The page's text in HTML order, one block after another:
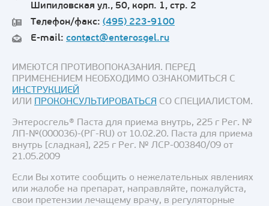
Шипиловская ул., 50, корп. 1, стр. 2
Телефон/факс: (495) 223-9100
E-mail: contact@enterosgel.ru
ИМЕЮТСЯ ПРОТИВОПОКАЗАНИЯ. ПЕРЕД
ПРИМЕНЕНИЕМ НЕОБХОДИМО ОЗНАКОМИТЬСЯ С
ИНСТРУКЦИЕЙ
ИЛИ ПРОКОНСУЛЬТИРОВАТЬСЯ СО СПЕЦИАЛИСТОМ.
Энтеросгель® Паста для приема внутрь, 225 г Рег. №
ЛП-№(000036)-(РГ-RU) от 10.02.20. Паста для приема
внутрь [сладкая], 225 г Рег. № ЛСР-003840/09 от
21.05.2009
Если Вы хотите сообщить о нежелательных явлениях
или жалобе на препарат, направляйте, пожалуйста,
свои претензии лечащему врачу, в регуляторные